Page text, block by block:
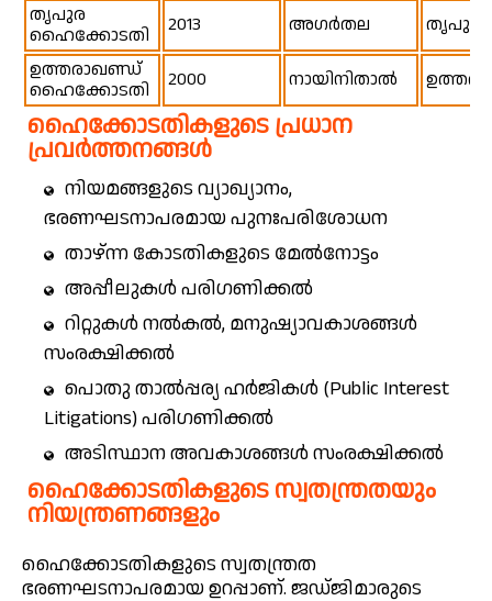
തൃപുര
ഹൈക്കോടതി
2013 അഗർതല
തൃപുര
ഉത്തരാഖണ്ഡ്
ഹൈക്കോടതി
2000 നായിനിതാൽ
ഹൈക്കോടതികളുടെ പ്രധാന
പ്രവർത്തനങ്ങൾ
നിയമങ്ങളുടെ വ്യാഖ്യാനം,
ഭരണഘടനാപരമായ പുനഃപരിശോധന
താഴ്ന്ന കോടതികളുടെ മേൽനോട്ടം
അപ്പീലുകൾ പരിഗണിക്കൽ
റിറ്റുകൾ നൽകൽ, മനുഷ്യാവകാശങ്ങൾ
സംരക്ഷിക്കൽ
പൊതു താൽപ്പര്യ ഹർജികൾ (Public Interest
Litigations) പരിഗണിക്കൽ
അടിസ്ഥാന അവകാശങ്ങൾ സംരക്ഷിക്കൽ
ഹൈക്കോടതികളുടെ സ്വതന്ത്രതയും
നിയന്ത്രണങ്ങളും
ഹൈക്കോടതികളുടെ സ്വതന്ത്രത
ഭരണഘടനാപരമായ ഉറപ്പാണ്. ജഡ്ജിമാരുടെ